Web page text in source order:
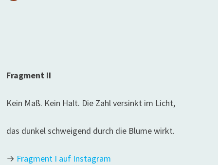
Fragment II
Kein Maß. Kein Halt. Die Zahl versinkt im Licht,
das dunkel schweigend durch die Blume wirkt.
→ Fragment I auf Instagram